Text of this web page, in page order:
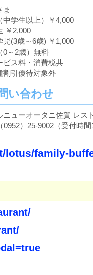
ま
中学生以上）￥4,000
￥2,000
児(3歳～6歳) ￥1,000
0～2歳）無料
ス料・消費税共
引優待対象外
い合わせ
ニューオータニ佐賀 レス
0952）25-9002（受付時間
lotus/family-